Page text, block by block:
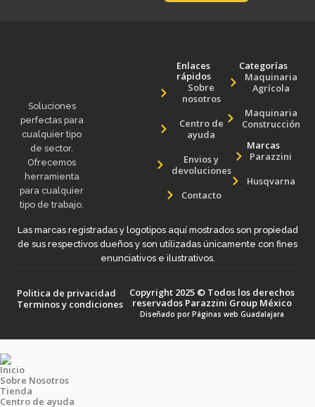
Soluciones
perfectas para
cualquier tipo
de sector.
Ofrecemos
herramienta
para cualquier
tipo de trabajo.
Enlaces
rápidos
Sobre
nosotros
Centro de
ayuda
Envios y
devoluciones
Contacto
Categorías
Maquinaria
Agrícola
Maquinaria
Construcción
Marcas
Parazzini
Husqvarna
Las marcas registradas y logotipos aquí mostrados son propiedad
de sus respectivos dueños y son utilizadas únicamente con fines
enunciativos e ilustrativos.
Politica de privacidad
Terminos y condiciones
Copyright 2025 © Todos los derechos
reservados Parazzini Group México
Diseñado porPáginas web Guadalajara
Inicio
Sobre Nosotros
Tienda
Centro de ayuda